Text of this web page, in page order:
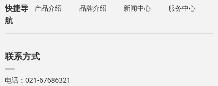
快捷导
航
产品介绍 品牌介绍 新闻中心 服务中心
联系方式
—
电话：021-67686321